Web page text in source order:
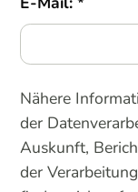
Nähere
der
Auskunft,
der